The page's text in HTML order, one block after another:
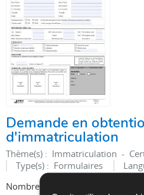
Demande en
d'immatriculation
Thème(s) : Immatriculation -
Type(s) : Formulaires
Nombre de pages :